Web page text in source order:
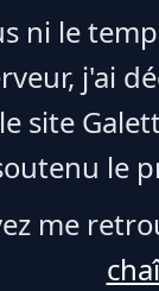
ni le
j'ai
site
le
me